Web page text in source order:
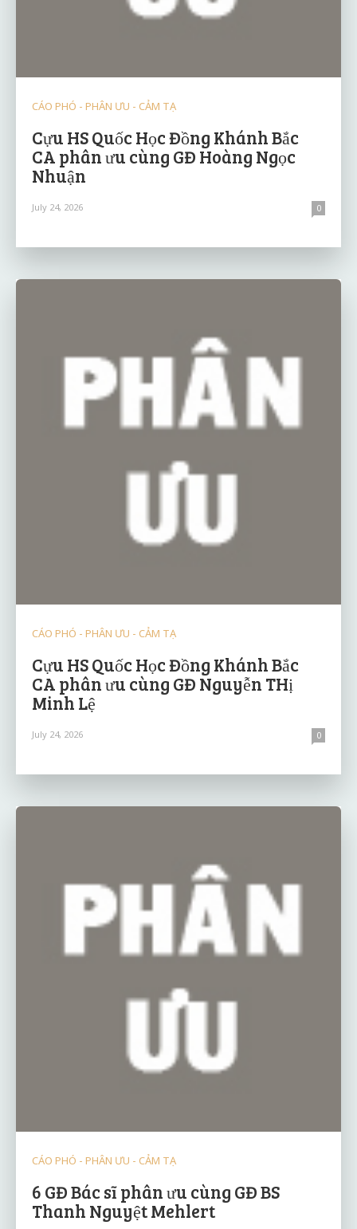
CÁO PHÓ - PHÂN ƯU - CẢM TẠ
Cựu HS Quốc Học Đồng Khánh Bắc
CA phân ưu cùng GĐ Hoàng Ngọc
Nhuận
July 24, 2026 0
CÁO PHÓ - PHÂN ƯU - CẢM TẠ
Cựu HS Quốc Học Đồng Khánh Bắc
CA phân ưu cùng GĐ Nguyễn THị
Minh Lệ
July 24, 2026 0
CÁO PHÓ - PHÂN ƯU - CẢM TẠ
6 GĐ Bác sĩ phân ưu cùng GĐ BS
Thanh Nguyệt Mehlert